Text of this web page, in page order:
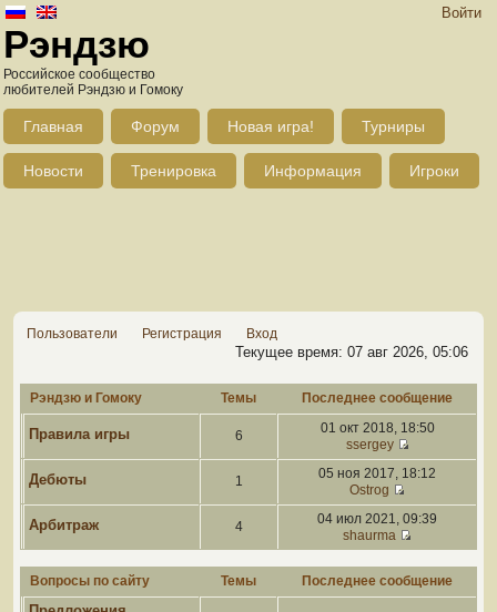
Войти
Рэндзю
Российское сообщество
любителей Рэндзю и Гомоку
Главная Форум Новая игра! Турниры
Новости Тренировка Информация Игроки
Пользователи Регистрация Вход
Текущее время: 07 авг 2026, 05:06
Рэндзю и Гомоку Темы Последнее сообщение
Правила игры 6
01 окт 2018, 18:50
ssergey
Дебюты 1
05 ноя 2017, 18:12
Ostrog
Арбитраж 4
04 июл 2021, 09:39
shaurma
Вопросы по сайту Темы Последнее сообщение